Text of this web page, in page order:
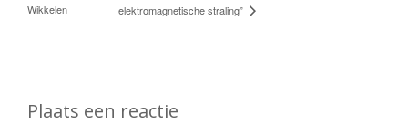
Wikkelen
elektromagnetische straling”
Plaats een reactie